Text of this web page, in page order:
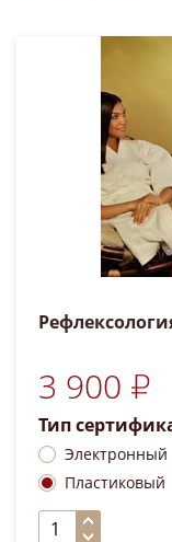
3 900 ₽
Тип
Электронный
Пластиковый